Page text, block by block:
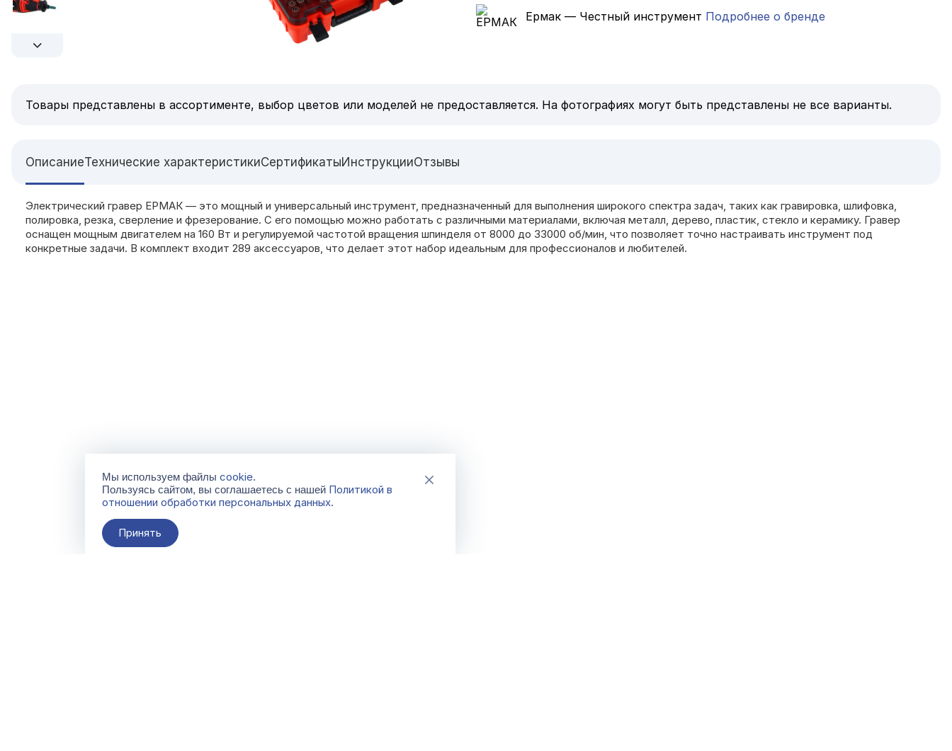
Ермак — Честный инструмент Подробнее о бренде
Товары представлены в ассортименте, выбор цветов или моделей не предоставляется. На фотографиях могут быть представлены не все варианты.
ОписаниеТехнические характеристикиСертификатыИнструкцииОтзывы
Электрический гравер ЕРМАК — это мощный и универсальный инструмент, предназначенный для выполнения широкого спектра задач, таких как гравировка, шлифовка,
полировка, резка, сверление и фрезерование. С его помощью можно работать с различными материалами, включая металл, дерево, пластик, стекло и керамику. Гравер
оснащен мощным двигателем на 160 Вт и регулируемой частотой вращения шпинделя от 8000 до 33000 об/мин, что позволяет точно настраивать инструмент под
конкретные задачи. В комплект входит 289 аксессуаров, что делает этот набор идеальным для профессионалов и любителей.
Мы используем файлы cookie.
Пользуясь сайтом, вы соглашаетесь с нашей Политикой в
отношении обработки персональных данных.
Принять